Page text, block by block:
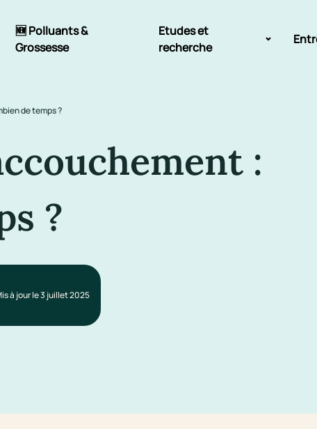
🆕 Polluants &
Grossesse
Etudes et
recherche
Sommeil de l'enfant
de temps ?
:
?
à jour le 3 juillet 2025